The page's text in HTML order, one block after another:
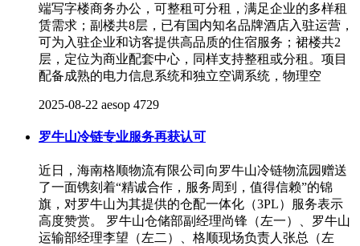
端写字楼商务办公，可整租可分租，满足企业的多样租
赁需求；副楼共8层，已有国内知名品牌酒店入驻运营，
可为入驻企业和访客提供高品质的住宿服务；裙楼共2
层，定位为商业配套中心，同样支持整租或分租。项目
配备成熟的电力信息系统和独立空调系统，物理空
2025-08-22 aesop 4729
罗牛山冷链专业服务再获认可
近日，海南格顺物流有限公司向罗牛山冷链物流园赠送
了一面镌刻着“精诚合作，服务周到，值得信赖”的锦
旗，对罗牛山为其提供的仓配一体化（3PL）服务表示
高度赞赏。 罗牛山仓储部副经理尚锋（左一）、罗牛山
运输部经理李望（左二）、格顺现场负责人张总（左